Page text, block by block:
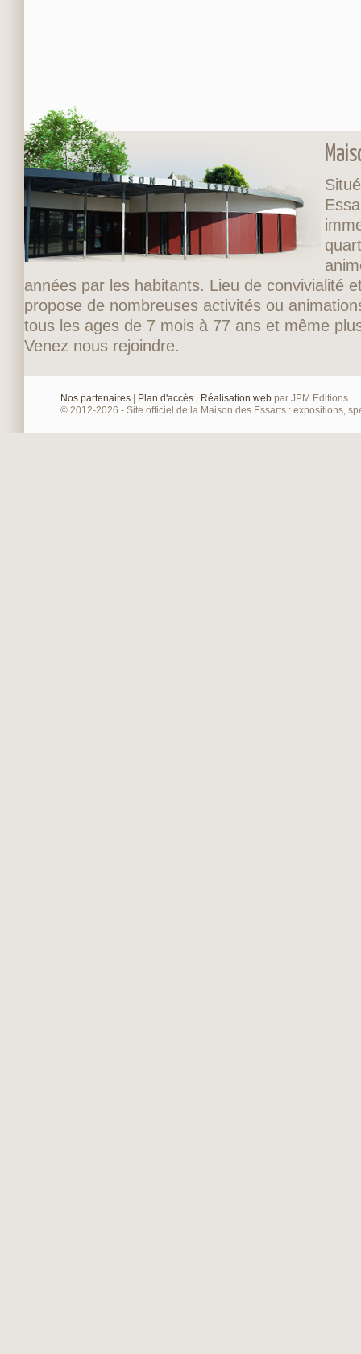
années par les habitants. Lieu de convivialité
propose de nombreuses activités ou
tous les ages de 7 mois à 77 ans et même
Venez nous rejoindre.
Nos partenaires | Plan d'accès | Réalisation web par JPM Editions
© 2012-2026 - Site officiel de la Maison des Essarts : expositions,